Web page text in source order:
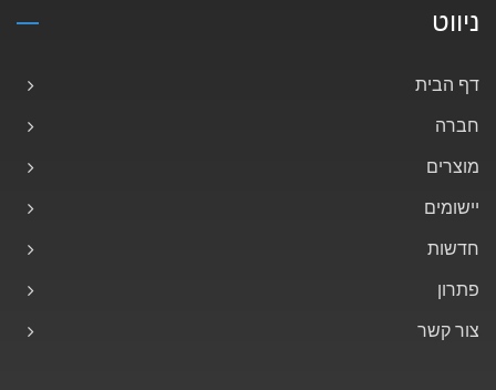
ניווט
דף הבית
חברה
מוצרים
יישומים
חדשות
פתרון
צור קשר